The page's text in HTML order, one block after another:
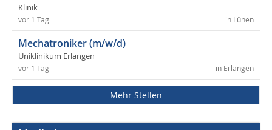
Klinik
in Lünen
vor 1 Tag
Mechatroniker (m/w/d)
Uniklinikum Erlangen
in Erlangen
vor 1 Tag
Mehr Stellen